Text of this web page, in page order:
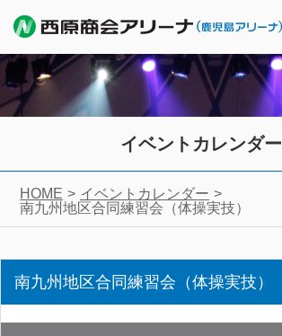
イベントカレンダー
HOME
イベントカレンダー
南九州地区合同練習会（体操実技）
南九州地区合同練習会（体操実技）